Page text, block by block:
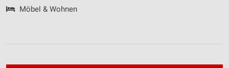
Möbel & Wohnen